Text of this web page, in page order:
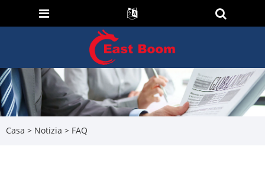
Casa > Notizia > FAQ